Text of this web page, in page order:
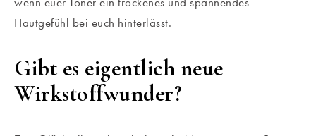
Hautgefühl bei euch hinterlässt.
Gibt es eigentlich neue
Wirkstoffwunder?